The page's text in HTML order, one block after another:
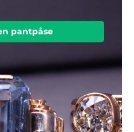
pantpåse